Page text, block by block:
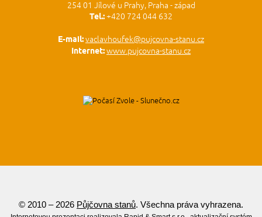
254 01 Jílové u Prahy, Praha - západ
Tel.:+420 724 044 632
E-mail:vaclavhoufek@pujcovna-stanu.cz
Internet:www.pujcovna-stanu.cz
© 2010 – 2026 Půjčovna stanů. Všechna práva vyhrazena.